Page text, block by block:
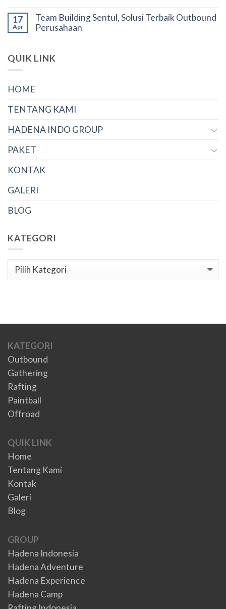
17
Apr
Team Building Sentul, Solusi Terbaik Outbound
Perusahaan
QUIK LINK
HOME
TENTANG KAMI
HADENA INDO GROUP
PAKET
KONTAK
GALERI
BLOG
KATEGORI
Kategori
KATEGORI
Outbound
Gathering
Rafting
Paintball
Offroad
QUIK LINK
Home
Tentang Kami
Kontak
Galeri
Blog
GROUP
Hadena Indonesia
Hadena Adventure
Hadena Experience
Hadena Camp